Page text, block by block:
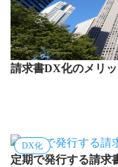
請求書DX化のメリ
DX化
定期で発行する請求